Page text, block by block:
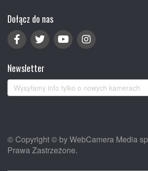
Dołącz do nas
Newsletter
© Copyright © by WebCamera Media
Prawa Zastrzeżone.